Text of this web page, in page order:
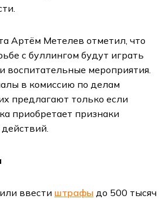
Артём Метелев отметил, что
с буллингом будут играть
воспитательные мероприятия.
в комиссию по делам
предлагают только если
приобретает признаки
ввести штрафы до 500 тысяч